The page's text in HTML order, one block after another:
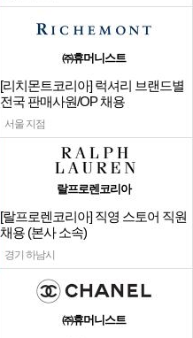
㈜휴머니스트
[리치몬트코리아] 럭셔리 브랜드별
전국 판매사원/OP 채용
서울 지점
랄프로렌코리아
[랄프로렌코리아] 직영 스토어 직원
채용 (본사 소속)
경기 하남시
㈜휴머니스트